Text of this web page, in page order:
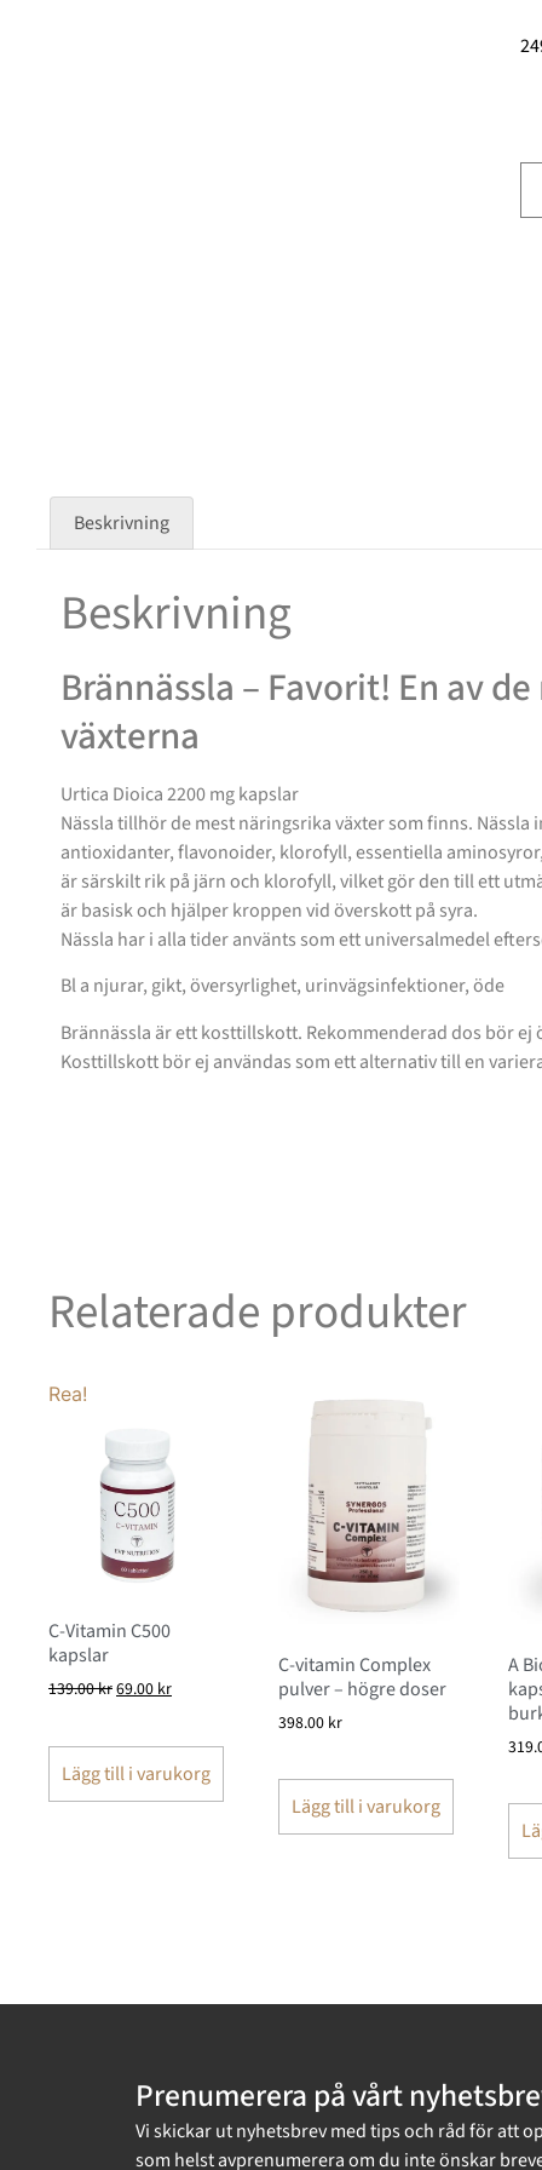
Beskrivning
Beskrivning
Brännässla – Favorit! En av
växterna
Urtica Dioica 2200 mg kapslar
Nässla tillhör de mest näringsrika växter som finns.
antioxidanter, flavonoider, klorofyll, essentiella
är särskilt rik på järn och klorofyll, vilket gör den till ett
är basisk och hjälper kroppen vid överskott på syra.
Nässla har i alla tider använts som ett universalmedel
Bl a njurar, gikt, översyrlighet, urinvägsinfektioner, öde
Brännässla är ett kosttillskott. Rekommenderad dos bör
Kosttillskott bör ej användas som ett alternativ till en
Relaterade produkter
Rea!
C-Vitamin C500
kapslar
139.00kr69.00 kr
Lägg till i varukorg
C-vitamin Complex
pulver – högre doser
398.00 kr
Lägg till i varukorg
A
Prenumerera på vårt
Vi skickar ut nyhetsbrev med tips och råd för att
som helst avprenumerera om du inte önskar